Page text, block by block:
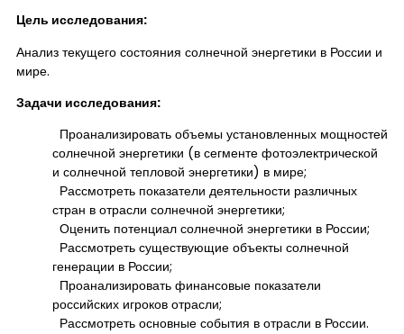
Цель исследования:
Анализ текущего состояния солнечной энергетики в России и
мире.
Задачи исследования:
Проанализировать объемы установленных мощностей
солнечной энергетики (в сегменте фотоэлектрической
и солнечной тепловой энергетики) в мире;
Рассмотреть показатели деятельности различных
стран в отрасли солнечной энергетики;
Оценить потенциал солнечной энергетики в России;
Рассмотреть существующие объекты солнечной
генерации в России;
Проанализировать финансовые показатели
российских игроков отрасли;
Рассмотреть основные события в отрасли в России.